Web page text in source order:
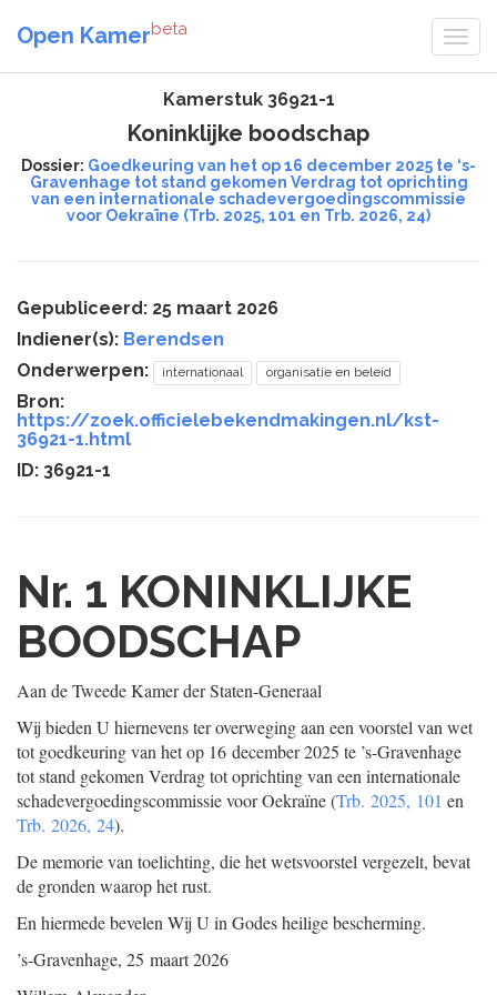
Open Kamerbeta
Kamerstuk 36921-1
Koninklijke boodschap
Dossier: Goedkeuring van het op 16 december 2025 te ‘s-
Gravenhage tot stand gekomen Verdrag tot oprichting
van een internationale schadevergoedingscommissie
voor Oekraïne (Trb. 2025, 101 en Trb. 2026, 24)
Gepubliceerd: 25 maart 2026
Indiener(s): Berendsen
Onderwerpen:
internationaal organisatie en beleid
Bron:
https://zoek.officielebekendmakingen.nl/kst-
36921-1.html
ID: 36921-1
Nr. 1 KONINKLIJKE
BOODSCHAP
Aan de Tweede Kamer der Staten-Generaal
Wij bieden U hiernevens ter overweging aan een voorstel van wet
tot goedkeuring van het op 16 december 2025 te ’s-Gravenhage
tot stand gekomen Verdrag tot oprichting van een internationale
schadevergoedingscommissie voor Oekraïne (Trb. 2025, 101 en
Trb. 2026, 24).
De memorie van toelichting, die het wetsvoorstel vergezelt, bevat
de gronden waarop het rust.
En hiermede bevelen Wij U in Godes heilige bescherming.
’s-Gravenhage, 25 maart 2026